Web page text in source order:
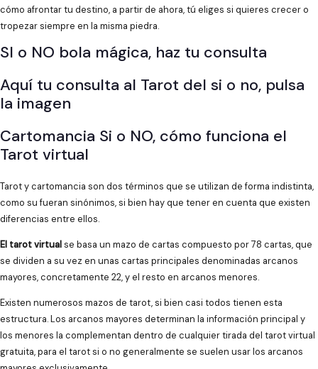
cómo afrontar tu destino, a partir de ahora, tú eliges si quieres crecer o
tropezar siempre en la misma piedra.
SI o NO bola mágica, haz tu consulta
Aquí tu consulta al Tarot del si o no, pulsa
la imagen
Cartomancia Si o NO, cómo funciona el
Tarot virtual
Tarot y cartomancia son dos términos que se utilizan de forma indistinta,
como su fueran sinónimos, si bien hay que tener en cuenta que existen
diferencias entre ellos.
El tarot virtualse basa un mazo de cartas compuesto por 78 cartas, que
se dividen a su vez en unas cartas principales denominadas arcanos
mayores, concretamente 22, y el resto en arcanos menores.
Existen numerosos mazos de tarot, si bien casi todos tienen esta
estructura. Los arcanos mayores determinan la información principal y
los menores la complementan dentro de cualquier tirada del tarot virtual
gratuita, para el tarot si o no generalmente se suelen usar los arcanos